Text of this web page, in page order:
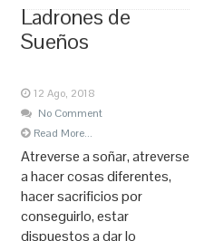
Ladrones de
Sueños
12 Ago, 2018
No Comment
Read More...
Atreverse a soñar, atreverse
a hacer cosas diferentes,
hacer sacrificios por
conseguirlo, estar
dispuestos a dar lo